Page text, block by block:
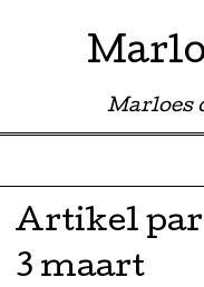
Marloes
Skip to content
Artikel
3 maart